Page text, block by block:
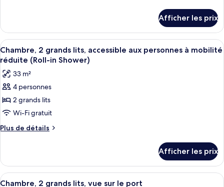
2
grands
lits,
accessible
aux
personnes
à
mobilité
réduite,
baignoire
Chambre,
grands
lits,
accessible
aux
personnes
mobilité
réduite,
Afficher les prix
Afficher
toutes
les
photos
pour
ce
type
de
2
grands
lits,
Une chambre d’hôtel avec deux
4
Chambre, 2 grands lits, accessible aux personnes à mobilité
réduite (Roll-in Shower)
33 m²
4 personnes
2 grands lits
Wi-Fi gratuit
Plus de détails
Plus
Chambre,
grands
Afficher les prix
Afficher
Une chambre d’hôtel avec deux lits,
4
Chambre, 2 grands lits, vue sur le port